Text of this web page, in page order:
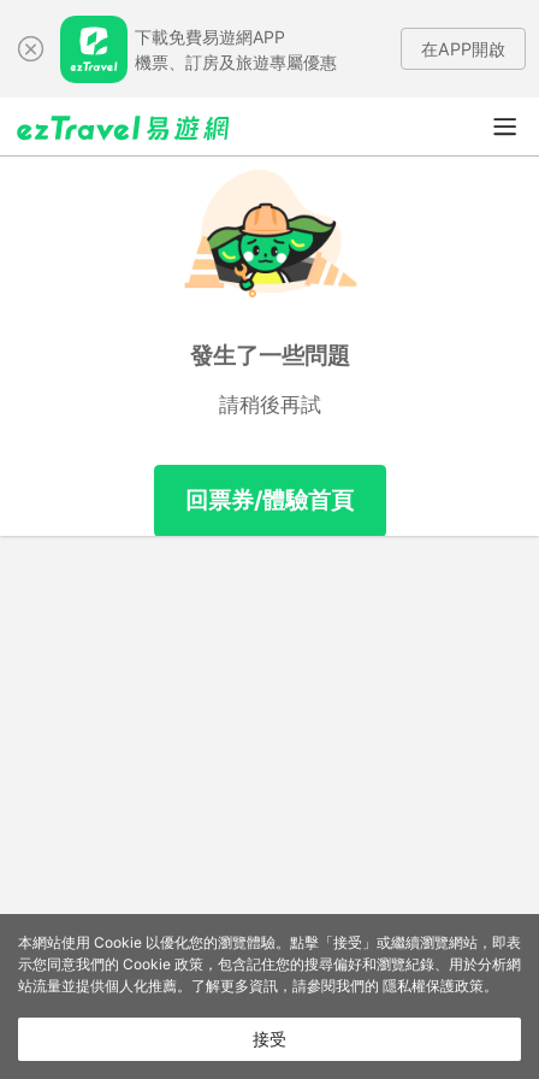
下載免費易遊網APP
機票、訂房及旅遊專屬優惠
在APP開啟
發生了一些問題
請稍後再試
回票券/體驗首頁
本網站使用 Cookie 以優化您的瀏覽體驗。點擊「接受」或繼續瀏覽網站，即表
示您同意我們的 Cookie 政策，包含記住您的搜尋偏好和瀏覽紀錄、用於分析網
站流量並提供個人化推薦。了解更多資訊，請參閱我們的 隱私權保護政策。
接受